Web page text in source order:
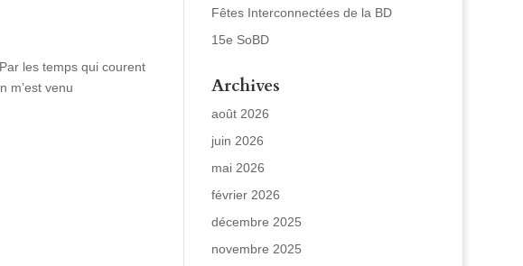
les temps qui courent
m’est venu
Fêtes Interconnectées de la BD
15e SoBD
Archives
août 2026
juin 2026
mai 2026
février 2026
décembre 2025
novembre 2025